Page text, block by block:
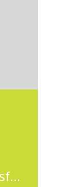
Konsultant / Konsultantka ds. Cen Transferowych